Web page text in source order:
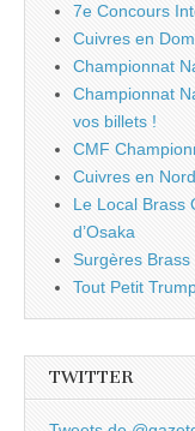
7e Concours
Cuivres en
Championnat
Championnat
vos billets !
CMF
Cuivres en
Le Local Brass
d’Osaka
Surgères
Tout Petit
TWITTER